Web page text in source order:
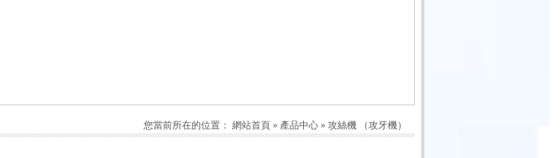
您當前所在的位置： 網站首頁 » 產品中心 » 攻絲機 （攻牙機）